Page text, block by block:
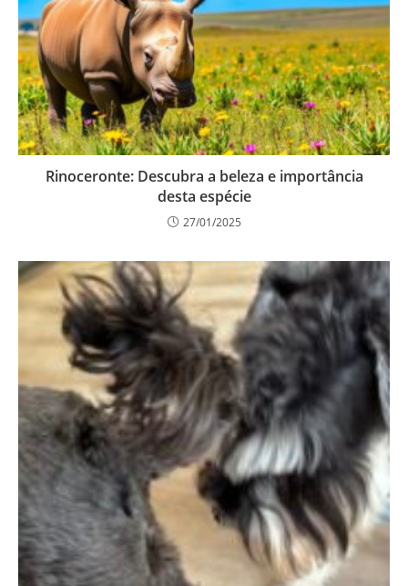
Rinoceronte: Descubra a beleza e importância
desta espécie
27/01/2025